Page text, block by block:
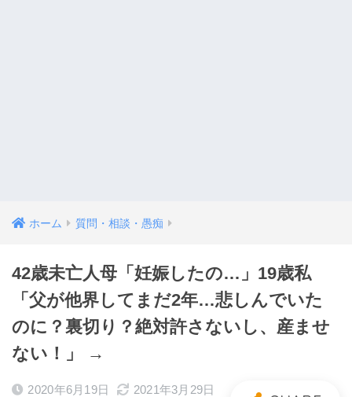
ホーム 質問・相談・愚痴
42歳未亡人母「妊娠したの…」19歳私
「父が他界してまだ2年…悲しんでいた
のに？裏切り？絶対許さないし、産ませ
ない！」 →
2020年6月19日 2021年3月29日